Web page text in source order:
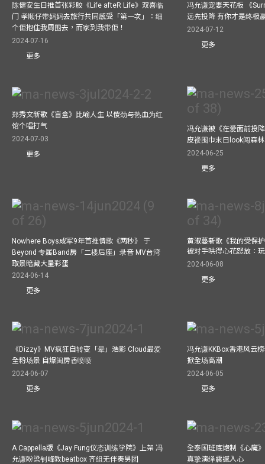
陈健安生日推首张彩胶《Life afteR Life》双喜临
门 孝顺仔带妈妈去旅行共同感受「第一次」：细
个佢抱住我周围去，而家到我带佢！
2024-07-16
更多
冯允谦宠妻天花板 《
远先投降 有你才是终极
2024-07-12
更多
郑秀文新歌《盲盒》比喻人生 以傻劲与热血为红
馆个唱打气
2024-07-03
更多
冯允谦被《在爱面前投
皮褛围巾末日look闯森
2024-06-25
更多
Nowhere Boys成军9年首推情歌《两秒》 于
Beyond 专属Band房「二楼后座」录音 MV台湾
取景暗藏大量彩蛋
2024-06-14
更多
黄淑蔓新歌《我的受保
被对手哄得心花怒放：
2024-06-08
更多
《Dizzy》MV疯狂自转变「晕」浩影 Cloud最爱
全粉场景 自爆闺房香喷喷
2024-06-07
更多
冯允谦KKBox香港风云
掀全场高潮
2024-06-05
更多
A Cappella版《Jay Fung仪态训练学院》上架 冯
允谦盼梁钊峰教beatbox 齐组无伴奏男团
全泰国班底炮制《心魔
真挚演绎震撼入心